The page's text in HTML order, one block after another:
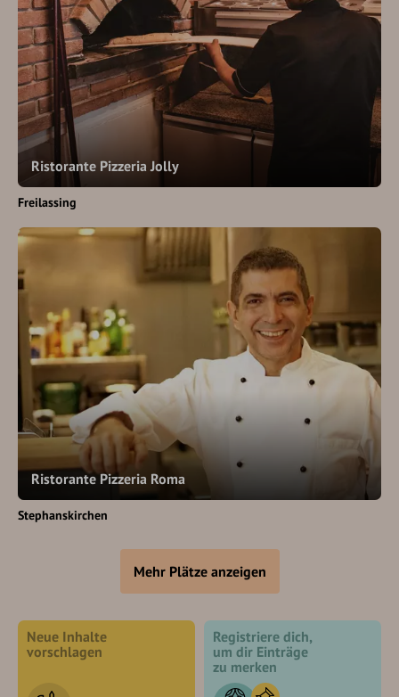
Ristorante Pizzeria Jolly
Freilassing
Ristorante Pizzeria Roma
Stephanskirchen
Mehr Plätze anzeigen
Neue Inhalte
vorschlagen
Registriere dich,
um dir Einträge
zu merken